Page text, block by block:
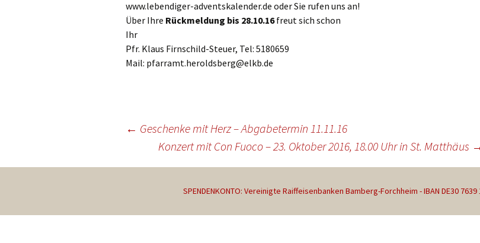
www.lebendiger-adventskalender.de oder Sie rufen uns an!
Über Ihre Rückmeldung bis 28.10.16freut sich schon
Ihr
Pfr. Klaus Firnschild-Steuer, Tel: 5180659
Mail: pfarramt.heroldsberg@elkb.de
Beitragsnavigation
← Geschenke mit Herz – Abgabetermin 11.11.16
Konzert mit Con Fuoco – 23. Oktober 2016, 18.00 Uhr in St. Matthäus
SPENDENKONTO: Vereinigte Raiffeisenbanken Bamberg-Forchheim - IBAN DE30 7639